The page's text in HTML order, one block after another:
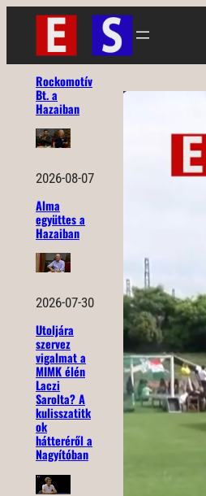
Ugrás
tartalomhoz
Rockomotív
Bt. a
Hazaiban
2026-08-07
Alma
együttes a
Hazaiban
2026-07-30
Utoljára
szervez
vigalmat a
MIMK élén
Laczi
Sarolta? A
kulisszatitk
ok
hátteréről a
Nagyítóban